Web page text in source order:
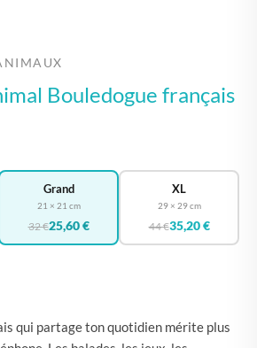
Bouledogue français
Grand
21 × 21 cm
32 €25,60 €
XL
29 × 29 cm
44 €35,20 €
qui partage ton quotidien mérite plus